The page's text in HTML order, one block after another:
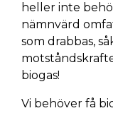
heller inte
nämnvärd
som drabbas,
biogas!
Vi behöver få